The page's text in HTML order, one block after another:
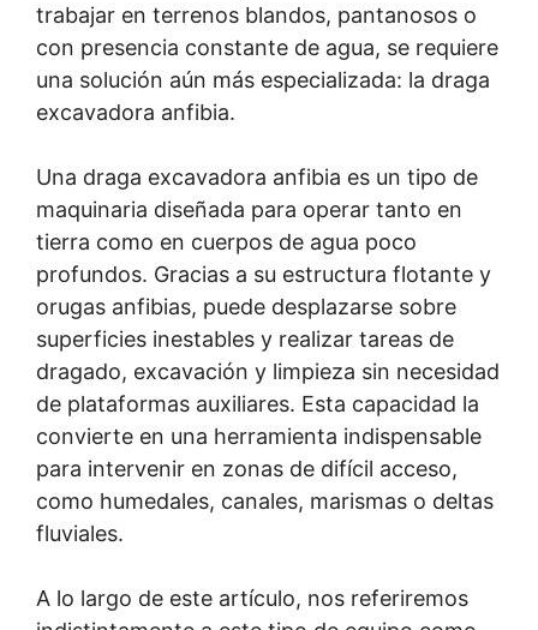
trabajar en terrenos blandos, pantanosos o
con presencia constante de agua, se requiere
una solución aún más especializada: la draga
excavadora anfibia.
Una draga excavadora anfibia es un tipo de
maquinaria diseñada para operar tanto en
tierra como en cuerpos de agua poco
profundos. Gracias a su estructura flotante y
orugas anfibias, puede desplazarse sobre
superficies inestables y realizar tareas de
dragado, excavación y limpieza sin necesidad
de plataformas auxiliares. Esta capacidad la
convierte en una herramienta indispensable
para intervenir en zonas de difícil acceso,
como humedales, canales, marismas o deltas
fluviales.
A lo largo de este artículo, nos referiremos